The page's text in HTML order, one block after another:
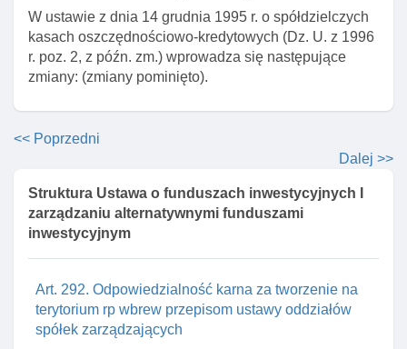
W ustawie z dnia 14 grudnia 1995 r. o spółdzielczych
kasach oszczędnościowo-kredytowych (Dz. U. z 1996
r. poz. 2, z późn. zm.) wprowadza się następujące
zmiany: (zmiany pominięto).
<< Poprzedni
Dalej >>
Struktura Ustawa o funduszach inwestycyjnych I
zarządzaniu alternatywnymi funduszami
inwestycyjnym
Art. 288e. Odpowiedzialność karna za podawanie
nieprawdziwych danych w informacjach
Art. 289. Odpowiedzialność karna obowiązanego - za
Art. 290. Odpowiedzialność karna za zbywanie
tytułów uczestnictwa funduszy zagranicznych wbrew
przepisom ustawy
Art. 291. Odpowiedzialność karna za zbywanie
tytułów uczestnictwa zagranicznych funduszy
inwestycyjnych otwartych wbrew przepisom ustawy
Art. 292. Odpowiedzialność karna za tworzenie na
terytorium rp wbrew przepisom ustawy oddziałów
spółek zarządzających